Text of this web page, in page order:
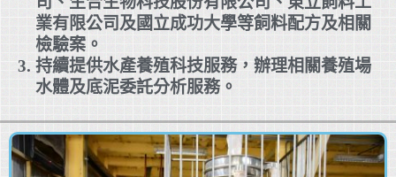
業有限公司及國立成功大學等飼料配方及相關
檢驗案。
持續提供水產養殖科技服務，辦理相關養殖場
水體及底泥委託分析服務。